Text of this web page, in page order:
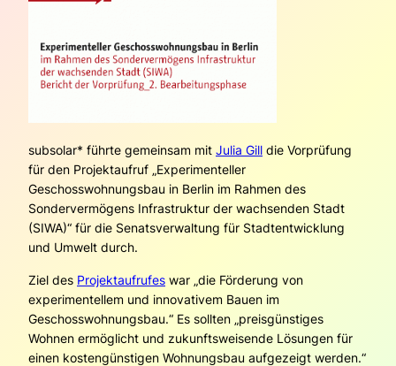
subsolar* führte gemeinsam mit Julia Gill die Vorprüfung
für den Projektaufruf „Experimenteller
Geschosswohnungsbau in Berlin im Rahmen des
Sondervermögens Infrastruktur der wachsenden Stadt
(SIWA)“ für die Senatsverwaltung für Stadtentwicklung
und Umwelt durch.
Ziel des Projektaufrufes war „die Förderung von
experimentellem und innovativem Bauen im
Geschosswohnungsbau.“ Es sollten „preisgünstiges
Wohnen ermöglicht und zukunftsweisende Lösungen für
einen kostengünstigen Wohnungsbau aufgezeigt werden.“